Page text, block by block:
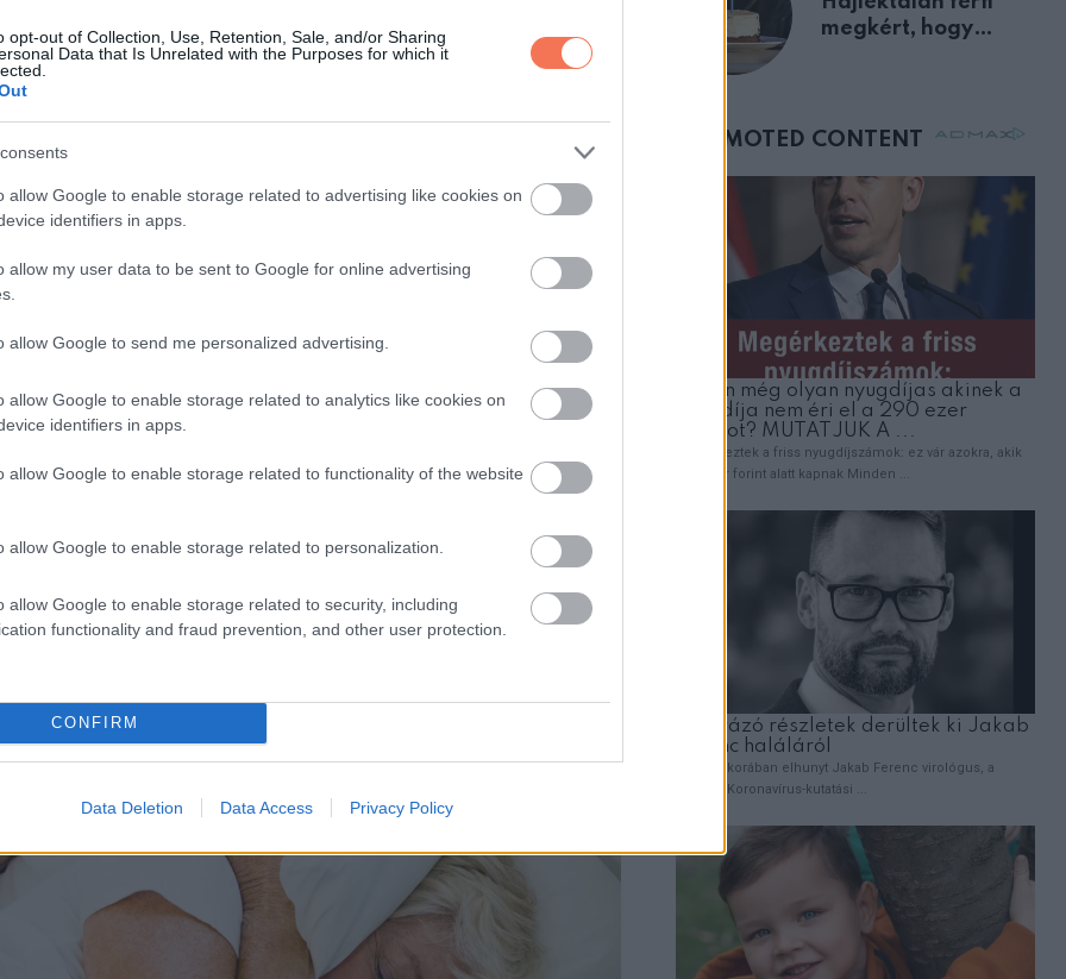
opt-out of Collection, Use, Retention, Sale, and/or Sharing
Data that Is Unrelated with the Purposes for which it
allow Google to enable storage related to advertising like cookies on
identifiers in apps.
allow my user data to be sent to Google for online advertising
allow Google to send me personalized advertising.
allow Google to enable storage related to analytics like cookies on
identifiers in apps.
allow Google to enable storage related to functionality of the website
allow Google to enable storage related to personalization.
allow Google to enable storage related to security, including
functionality and fraud prevention, and other user protection.
CONFIRM
Data Deletion Data Access Privacy Policy
át történő légzésre, ez pedig gyakran fokozza a horkolást. Az
nyálkáját, ami könnyebben okoz horkolást. Ha napközben eleget
a terheléstől és az időjárástól is.
az altató hatású szereket
megkért, hogy
mellettem ült az első